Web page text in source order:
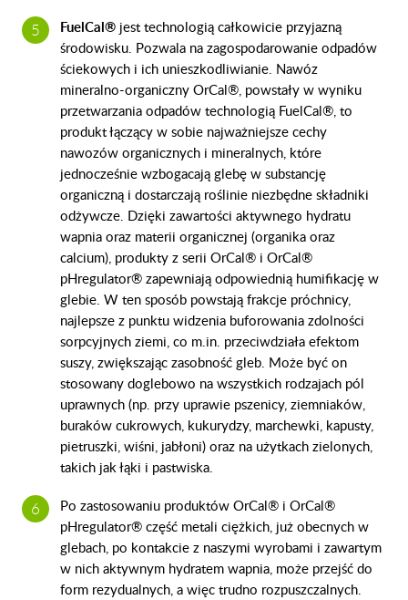
FuelCal® jest technologią całkowicie przyjazną
środowisku. Pozwala na zagospodarowanie odpadów
ściekowych i ich unieszkodliwianie. Nawóz
mineralno-organiczny OrCal®, powstały w wyniku
przetwarzania odpadów technologią FuelCal®, to
produkt łączący w sobie najważniejsze cechy
nawozów organicznych i mineralnych, które
jednocześnie wzbogacają glebę w substancję
organiczną i dostarczają roślinie niezbędne składniki
odżywcze. Dzięki zawartości aktywnego hydratu
wapnia oraz materii organicznej (organika oraz
calcium), produkty z serii OrCal® i OrCal®
pHregulator® zapewniają odpowiednią humifikację w
glebie. W ten sposób powstają frakcje próchnicy,
najlepsze z punktu widzenia buforowania zdolności
sorpcyjnych ziemi, co m.in. przeciwdziała efektom
suszy, zwiększając zasobność gleb. Może być on
stosowany doglebowo na wszystkich rodzajach pól
uprawnych (np. przy uprawie pszenicy, ziemniaków,
buraków cukrowych, kukurydzy, marchewki, kapusty,
pietruszki, wiśni, jabłoni) oraz na użytkach zielonych,
takich jak łąki i pastwiska.
Po zastosowaniu produktów OrCal® i OrCal®
pHregulator® część metali ciężkich, już obecnych w
glebach, po kontakcie z naszymi wyrobami i zawartym
w nich aktywnym hydratem wapnia, może przejść do
form rezydualnych, a więc trudno rozpuszczalnych.